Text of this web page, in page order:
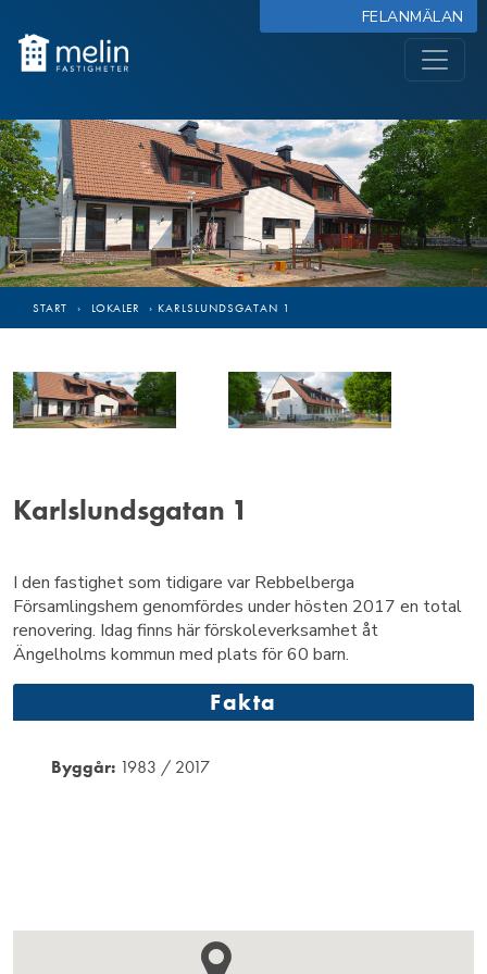
FELANMÄLAN
START › LOKALER › KARLSLUNDSGATAN 1
Karlslundsgatan 1
I den fastighet som tidigare var Rebbelberga
Församlingshem genomfördes under hösten 2017 en total
renovering. Idag finns här förskoleverksamhet åt
Ängelholms kommun med plats för 60 barn.
Fakta
Byggår: 1983 / 2017